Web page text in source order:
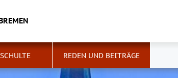
REDEN UND BEITRÄGE